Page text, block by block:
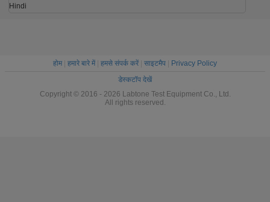
Hindi
होम हमारे बारे में हमसे संपर्क करें साइटमैप
Privacy Policy
डेस्कटॉप देखें
Copyright © 2016 - 2026 Labtone Test Equipment Co., Ltd.
All rights reserved.